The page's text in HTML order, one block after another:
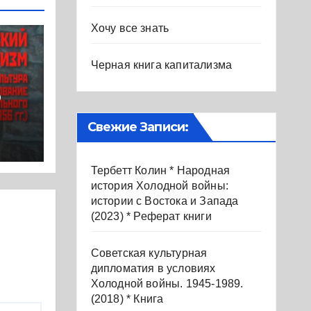
Хочу все знать
Черная книга капитализма
Свежие Записи:
Тербетт Колин * Народная
история Холодной войны:
истории с Востока и Запада
(2023) * Реферат книги
Советская культурная
дипломатия в условиях
Холодной войны. 1945-1989.
(2018) * Книга